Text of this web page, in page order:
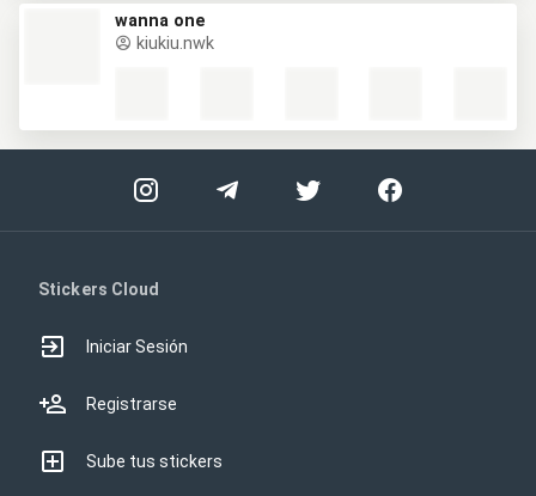
wanna one
kiukiu.nwk
Stickers Cloud
Iniciar Sesión
Registrarse
Sube tus stickers